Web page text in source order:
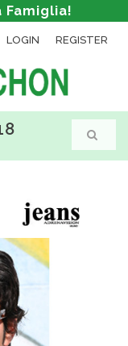
Famiglia!
LOGIN REGISTER